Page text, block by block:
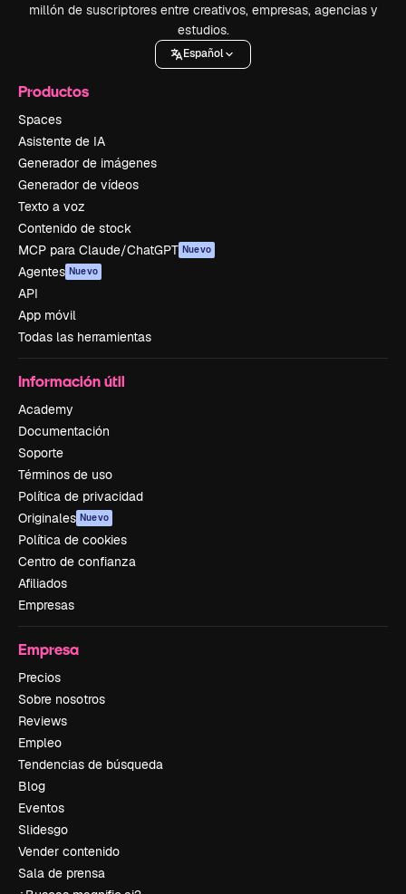
millón de suscriptores entre creativos, empresas, agencias y
estudios.
Español
Productos
Spaces
Asistente de IA
Generador de imágenes
Generador de vídeos
Texto a voz
Contenido de stock
MCP para Claude/ChatGPT Nuevo
Agentes Nuevo
API
App móvil
Todas las herramientas
Información útil
Academy
Documentación
Soporte
Términos de uso
Política de privacidad
Originales Nuevo
Política de cookies
Centro de confianza
Afiliados
Empresas
Empresa
Precios
Sobre nosotros
Reviews
Empleo
Tendencias de búsqueda
Blog
Eventos
Slidesgo
Vender contenido
Sala de prensa